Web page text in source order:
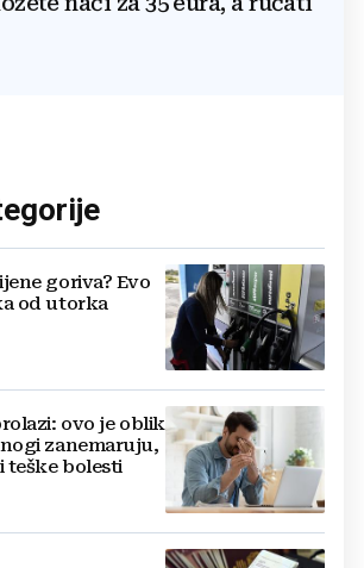
goriva? Evo
od utorka
ovo je oblik
zanemaruju,
teške bolesti